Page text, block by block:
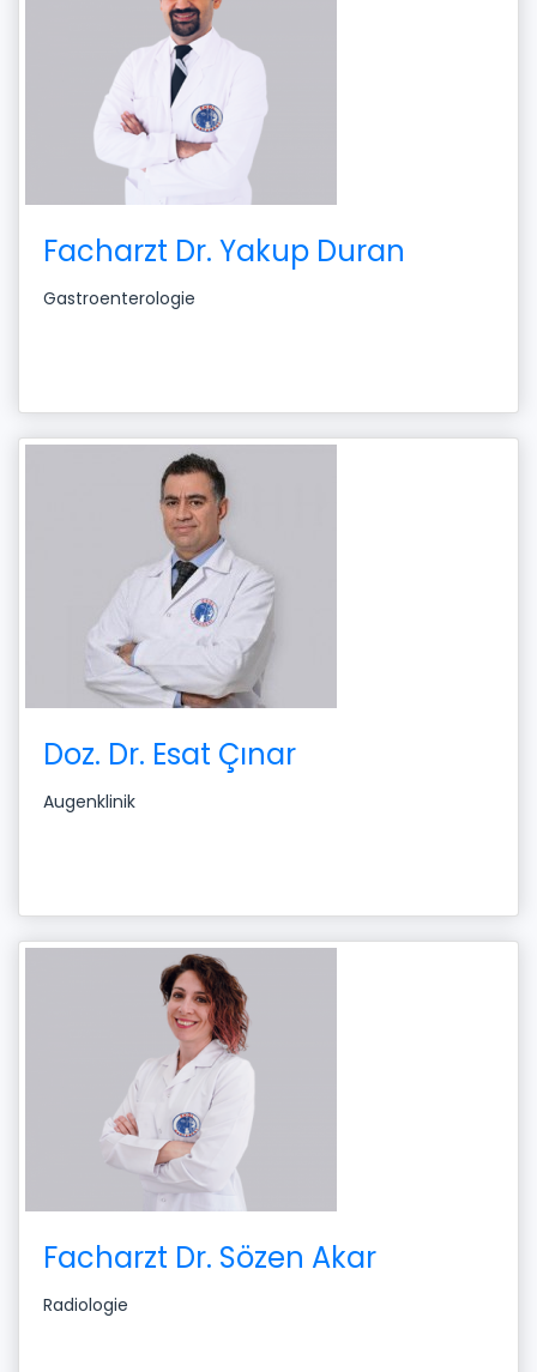
Facharzt Dr. Yakup Duran
Gastroenterologie
Doz. Dr. Esat Çınar
Augenklinik
Facharzt Dr. Sözen Akar
Radiologie